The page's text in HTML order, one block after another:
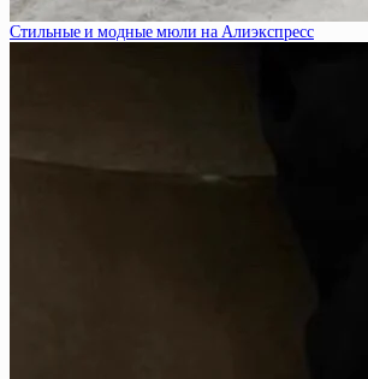
Стильные и модные мюли на Алиэкспресс